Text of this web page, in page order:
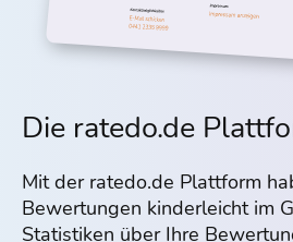
Die ratedo.de
Mit der ratedo.de Plattform
Bewertungen kinderleicht im
Statistiken über Ihre